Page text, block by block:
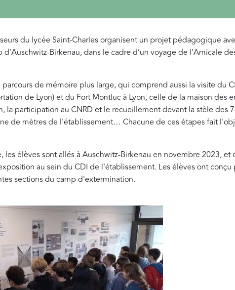
du lycée Saint-Charles organisent un projet pédagogique
Birkenau, dans le cadre d’un voyage de l’Amicale
parcours de mémoire plus large, qui comprend aussi la visite du
de Lyon) et du Fort Montluc à Lyon, celle de la maison des
la participation au CNRD et le recueillement devant la stèle des
de mètres de l'établissement… Chacune de ces étapes fait
les élèves sont allés à Auschwitz-Birkenau en novembre 2023,
au sein du CDI de l'établissement. Les élèves ont conçu
sections du camp d'extermination.